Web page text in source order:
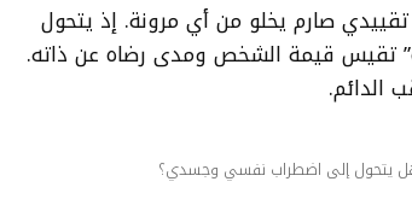
صارم يخلو من أي مرونة. إذ يتحول
تقيس قيمة الشخص ومدى رضاه عن ذاته.
الدائم.
يتحول إلى اضطراب نفسي وجسدي؟